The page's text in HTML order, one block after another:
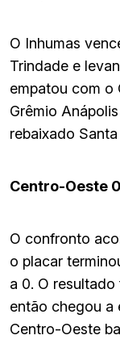
O Inhumas
Trindade e
empatou com o
Grêmio
rebaixado
Centro-Oeste
O confronto
o placar
a 0. O
então chegou a
Centro-Oeste